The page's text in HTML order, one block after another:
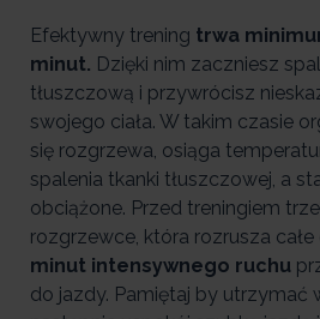
Efektywny trening trwa
minut. Dzięki nim zaczniesz
tłuszczową i przywrócisz
swojego ciała. W takim czasie
się rozgrzewa, osiąga
spalenia tkanki tłuszczowej, a
obciążone. Przed treningiem
rozgrzewce, która rozrusza
minut intensywnego ruchu
do jazdy. Pamiętaj by utrzymać